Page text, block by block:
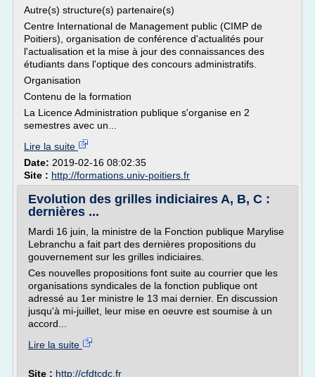
Autre(s) structure(s) partenaire(s)
Centre International de Management public (CIMP de
Poitiers), organisation de conférence d'actualités pour
l'actualisation et la mise à jour des connaissances des
étudiants dans l'optique des concours administratifs.
Organisation
Contenu de la formation
La Licence Administration publique s'organise en 2
semestres avec un...
Lire la suite
Date: 2019-02-16 08:02:35
Site : http://formations.univ-poitiers.fr
Evolution des grilles indiciaires A, B, C :
dernières ...
Mardi 16 juin, la ministre de la Fonction publique Marylise
Lebranchu a fait part des dernières propositions du
gouvernement sur les grilles indiciaires.
Ces nouvelles propositions font suite au courrier que les
organisations syndicales de la fonction publique ont
adressé au 1er ministre le 13 mai dernier. En discussion
jusqu'à mi-juillet, leur mise en oeuvre est soumise à un
accord...
Lire la suite
Site : http://cfdtcdc.fr